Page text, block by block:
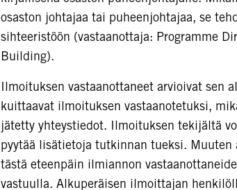
osaston johtajaa tai puheenjohtajaa, se
sihteeristöön (vastaanottaja: Programme
Building).
Ilmoituksen vastaanottaneet arvioivat sen
kuittaavat ilmoituksen vastaanotetuksi,
jätetty yhteystiedot. Ilmoituksen tekijältä
pyytää lisätietoja tutkinnan tueksi. Muuten
tästä eteenpäin ilmiannon
vastuulla. Alkuperäisen ilmoittajan